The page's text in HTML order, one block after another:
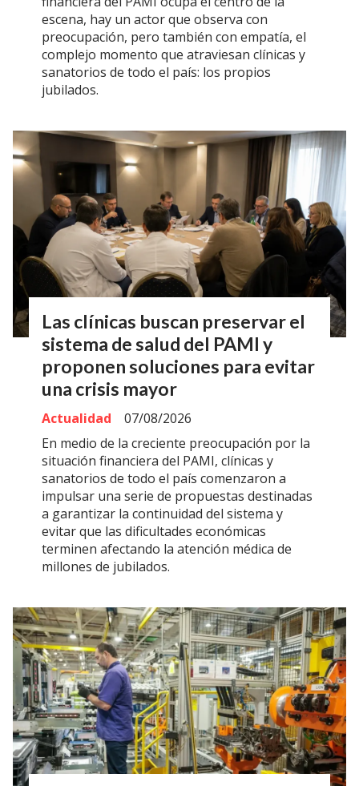
escena, hay un actor que observa con
preocupación, pero también con empatía, el
complejo momento que atraviesan clínicas y
sanatorios de todo el país: los propios
jubilados.
Las clínicas buscan preservar el
sistema de salud del PAMI y
proponen soluciones para evitar
una crisis mayor
Actualidad
07/08/2026
En medio de la creciente preocupación por la
situación financiera del PAMI, clínicas y
sanatorios de todo el país comenzaron a
impulsar una serie de propuestas destinadas
a garantizar la continuidad del sistema y
evitar que las dificultades económicas
terminen afectando la atención médica de
millones de jubilados.